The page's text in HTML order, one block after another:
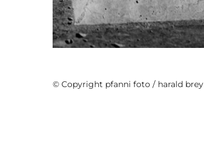
SW_Workshop
© Copyright pfanni foto / harald brey